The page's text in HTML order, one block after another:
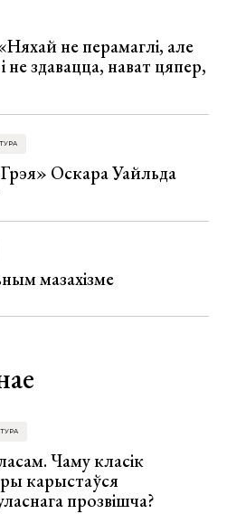
не перамаглі, але
не здавацца, нават цяпер,
Оскара Уайльда
мазахізме
Чаму класік
карыстаўся
прозвішча?